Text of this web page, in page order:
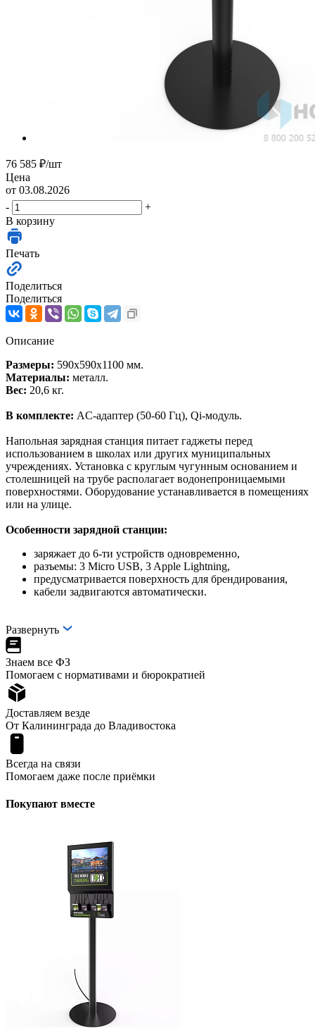
76 585 ₽/шт
Цена
от 03.08.2026
-
+
В корзину
Печать
Поделиться
Поделиться
Описание
Размеры: 590x590x1100 мм.
Материалы: металл.
Вес: 20,6 кг.
В комплекте: AC-адаптер (50-60 Гц), Qi-модуль.
Напольная зарядная станция питает гаджеты перед
использованием в школах или других муниципальных
учреждениях. Установка с круглым чугунным основанием и
столешницей на трубе располагает водонепроницаемыми
поверхностями. Оборудование устанавливается в помещениях
или на улице.
Особенности зарядной станции:
заряжает до 6-ти устройств одновременно,
разъемы: 3 Micro USB, 3 Apple Lightning,
предусматривается поверхность для брендирования,
кабели задвигаются автоматически.
Развернуть
Знаем все ФЗ
Помогаем с нормативами и бюрократией
Доставляем везде
От Калининграда до Владивостока
Всегда на связи
Помогаем даже после приёмки
Покупают вместе